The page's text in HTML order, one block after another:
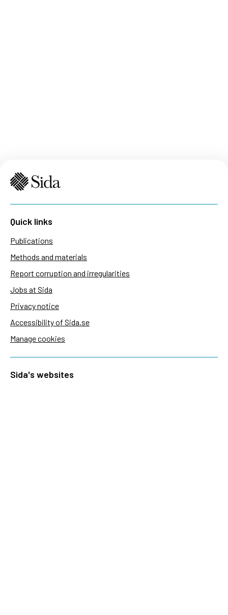
Quick links
Publications
Methods and materials
Report corruption and irregularities
Jobs at Sida
Privacy notice
Accessibility of Sida.se
Manage cookies
Sida's websites